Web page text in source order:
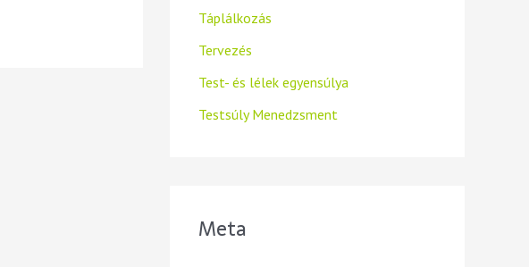
Táplálkozás
Tervezés
Test- és lélek egyensúlya
Testsúly Menedzsment
Meta